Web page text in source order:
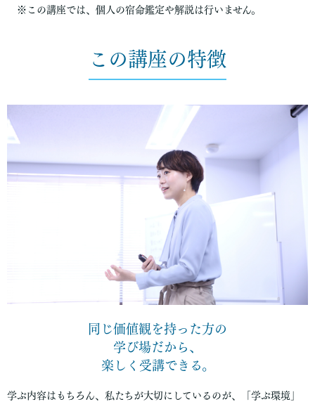
※この講座では、個人の宿命鑑定や解説は行いません。
この講座の特徴
同じ価値観を持った方の
学び場だから、
楽しく受講できる。
学ぶ内容はもちろん、私たちが大切にしているのが、「学ぶ環境」